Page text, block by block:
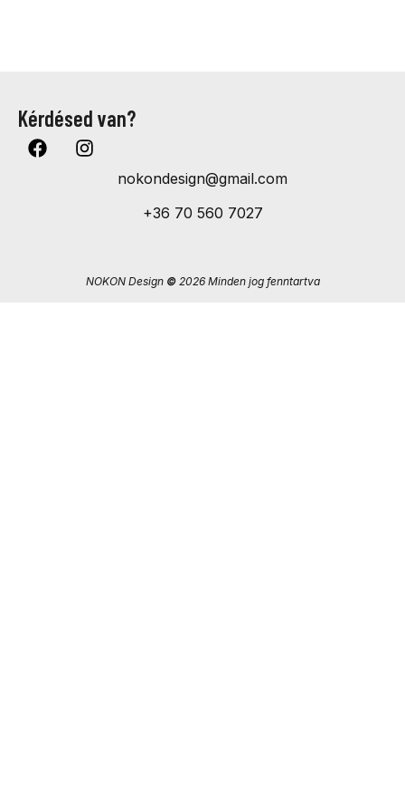
Kérdésed van?
nokondesign@gmail.com
+36 70 560 7027
NOKON Design ©2026 Minden jog fenntartva